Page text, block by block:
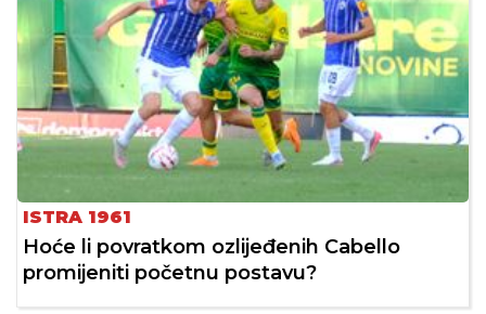
ISTRA 1961
Hoće li povratkom ozlijeđenih Cabello
promijeniti početnu postavu?